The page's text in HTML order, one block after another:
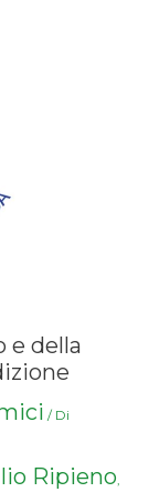
e della
/ Di
Ripieno,